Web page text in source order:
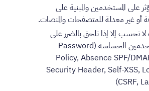
على المستخدمين والمبنية على
أو غير معدلة للمتصفحات والمنصات.
لا تحسب إلا إذا تلحق بالضرر على
إجراءات المستخدمين الحساسة (Password
Policy, Absence SPF/
Security Header, Self-XSS,
CSRF,